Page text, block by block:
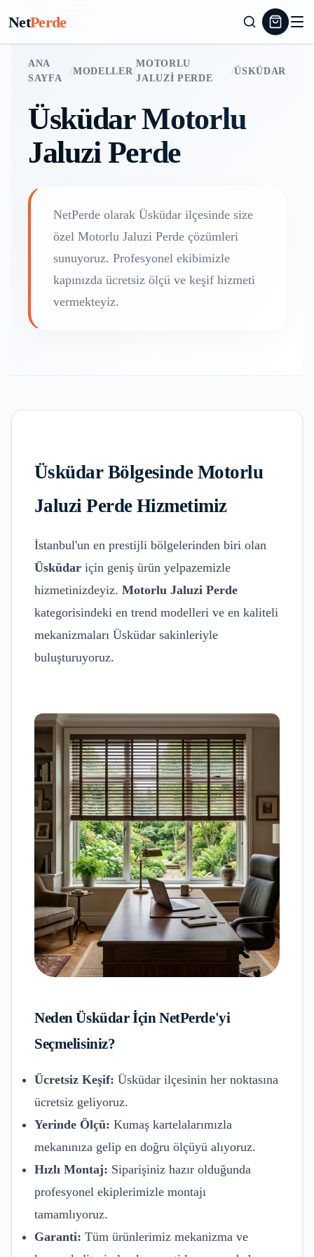
NetPerde
ANA
SAYFA
/MODELLER/
MOTORLU
JALUZI PERDE
/ÜSKÜDAR
ÜsküdarMotorlu
Jaluzi Perde
NetPerde olarak Üsküdar ilçesinde size
özel Motorlu Jaluzi Perde çözümleri
sunuyoruz. Profesyonel ekibimizle
kapınızda ücretsiz ölçü ve keşif hizmeti
vermekteyiz.
ÜsküdarBölgesinde Motorlu
Jaluzi PerdeHizmetimiz
İstanbul'un en prestijli bölgelerinden biri olan
Üsküdar için geniş ürün yelpazemizle
hizmetinizdeyiz. Motorlu Jaluzi Perde
kategorisindeki en trend modelleri ve en kaliteli
mekanizmaları Üsküdar sakinleriyle
buluşturuyoruz.
NedenÜsküdarİçin NetPerde'yi
Seçmelisiniz?
Ücretsiz Keşif: Üsküdar ilçesinin her noktasına
ücretsiz geliyoruz.
Yerinde Ölçü: Kumaş kartelalarımızla
mekanınıza gelip en doğru ölçüyü alıyoruz.
Hızlı Montaj: Siparişiniz hazır olduğunda
profesyonel ekiplerimizle montajı
tamamlıyoruz.
Garanti: Tüm ürünlerimiz mekanizma ve